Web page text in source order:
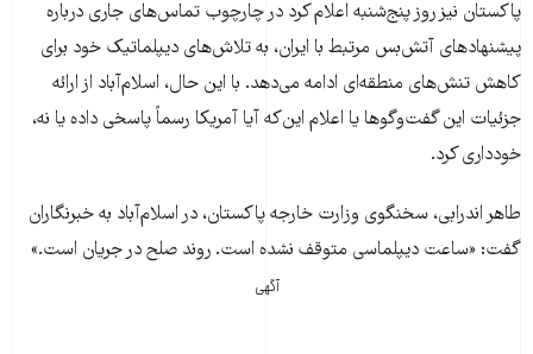
پاکستان نیز روز پنج‌شنبه اعلام کرد در چارچوب تماس‌های جاری درباره
پیشنهادهای آتش‌بس مرتبط با ایران، به تلاش‌های دیپلماتیک خود برای
کاهش تنش‌های منطقه‌ای ادامه می‌دهد. با این حال، اسلام‌آباد از ارائه
جزئیات این گفت‌وگوها یا اعلام این‌که آیا آمریکا رسماً پاسخی داده یا نه،
خودداری کرد.
طاهر اندرابی، سخنگوی وزارت خارجه پاکستان، در اسلام‌آباد به خبرنگاران
گفت: «ساعت دیپلماسی متوقف نشده است. روند صلح در جریان است.»
آگهی